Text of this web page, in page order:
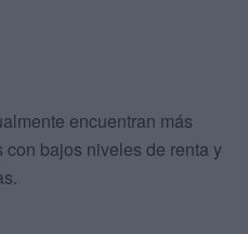
encuentran más
bajos niveles de renta y